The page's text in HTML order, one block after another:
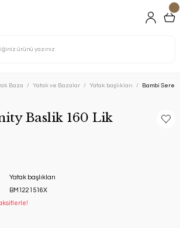
Baza Yatak ve Bazalar Yatak başlıkları Bambi
Baslik 160 Lik
Yatak başlıkları
BM1221516X